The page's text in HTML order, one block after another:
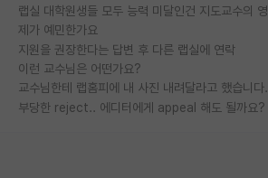
제가 예민한가요
지원을 권장한다는 답변 후 다른 랩실에 연락
이런 교수님은 어떤가요?
교수님한테 랩홈피에 내 사진 내려달라고 했습니다.
부당한 reject.. 에디터에게 appeal 해도 될까요?